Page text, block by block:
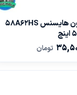
تلویزیون هایسنس 58A62HS
تومان